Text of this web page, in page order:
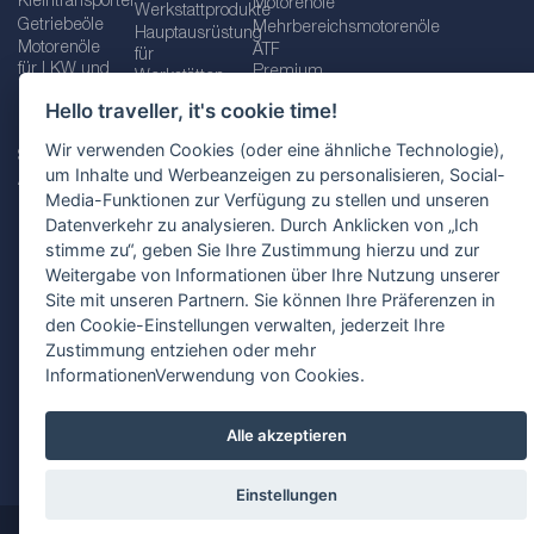
Hello traveller, it's cookie time!
Wir verwenden Cookies (oder eine ähnliche Technologie),
um Inhalte und Werbeanzeigen zu personalisieren, Social-
Media-Funktionen zur Verfügung zu stellen und unseren
Datenverkehr zu analysieren. Durch Anklicken von „Ich
stimme zu“, geben Sie Ihre Zustimmung hierzu und zur
Weitergabe von Informationen über Ihre Nutzung unserer
Site mit unseren Partnern. Sie können Ihre Präferenzen in
den Cookie-Einstellungen verwalten, jederzeit Ihre
Zustimmung entziehen oder mehr
InformationenVerwendung von Cookies.
Alle akzeptieren
Einstellungen
Getriebeöle
Motorenöle
für LKW und
Betriebs-
Serviceflüssigkeiten
Additive
Fette
Werkstattprodukte
Hauptausrüstung
für
Werkstätten
Schraubenschlüssel
und
Schraubenschlüsselsätze
Zusätzliche
Werkzeuge
für
Werkstätten
Motorenöle
Mehrbereichsmotorenöle
ATF
Premium
Öle für
Getriebeöle
Impressum AGB
Datenschutzbestimmungen Standortauswahl